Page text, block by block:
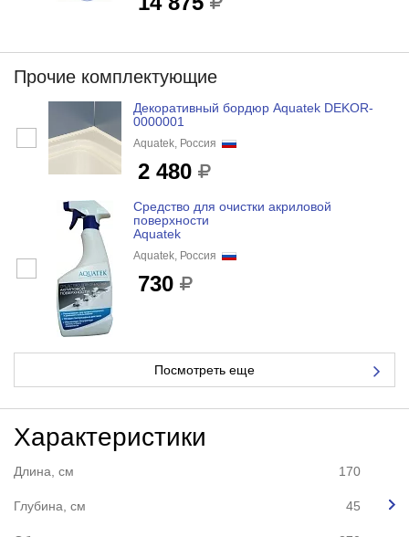
Прочие комплектующие
Декоративный бордюр Aquatek DEKOR-
0000001
Aquatek, Россия
2 480
Средство для очистки акриловой
поверхности
Aquatek
Aquatek, Россия
730
Посмотреть еще
Характеристики
Длина, см 170
Глубина, см 45